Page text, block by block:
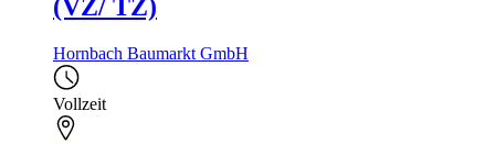
(VZ/ TZ)
Hornbach Baumarkt GmbH
Vollzeit